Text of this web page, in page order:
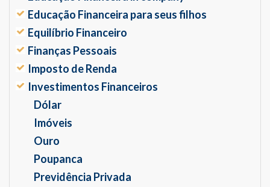
Educação Financeira para seus filhos
Equilíbrio Financeiro
Finanças Pessoais
Imposto de Renda
Investimentos Financeiros
Dólar
Imóveis
Ouro
Poupanca
Previdência Privada